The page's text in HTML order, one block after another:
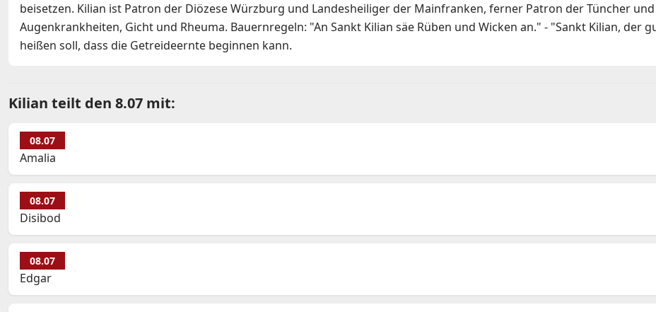
beisetzen. Kilian ist Patron der Diözese Würzburg und Landesheiliger der Mainfranken, ferner Patron der Tüncher
Augenkrankheiten, Gicht und Rheuma. Bauernregeln: "An Sankt Kilian säe Rüben und Wicken an." - "Sankt Kilian, der
heißen soll, dass die Getreideernte beginnen kann.
Kilian teilt den 8.07 mit:
08.07
Amalia
08.07
Disibod
08.07
Edgar